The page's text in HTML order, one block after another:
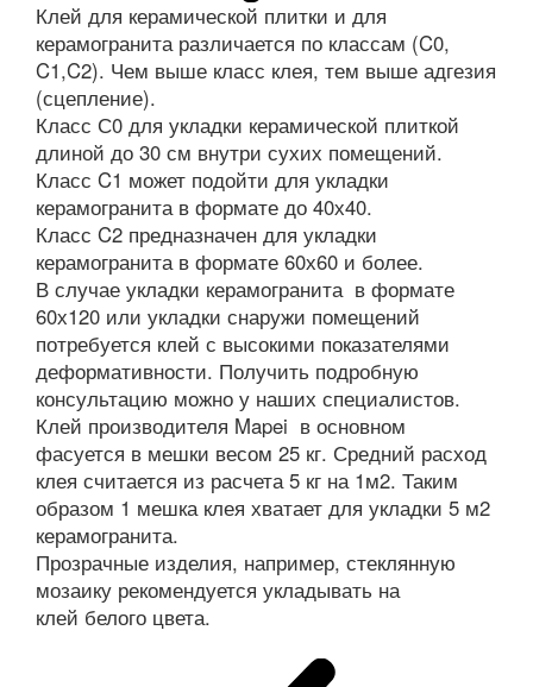
Клей для керамической плитки и для
керамогранита различается по классам (C0,
C1,C2). Чем выше класс клея, тем выше адгезия
(сцепление).
Класс С0 для укладки керамической плиткой
длиной до 30 см внутри сухих помещений.
Класс C1 может подойти для укладки
керамогранита в формате до 40х40.
Класс C2 предназначен для укладки
керамогранита в формате 60х60 и более.
В случае укладки керамогранита в формате
60х120 или укладки снаружи помещений
потребуется клей с высокими показателями
деформативности. Получить подробную
консультацию можно у наших специалистов.
Клей производителя Mapei в основном
фасуется в мешки весом 25 кг. Средний расход
клея считается из расчета 5 кг на 1м2. Таким
образом 1 мешка клея хватает для укладки 5 м2
керамогранита.
Прозрачные изделия, например, стеклянную
мозаику рекомендуется укладывать на
клей белого цвета.